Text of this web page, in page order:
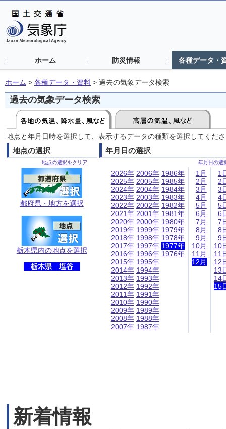
ホーム 防災情報 各種データ・
ホーム > 各種データ・資料 > 過去の気象データ検索
過去の気象データ検索
地点と年月日時を選択して、表示するデータの種類を選択してくだ
地点の選択
地点の選択をクリア
都府県・地方を選択
栃木県内の地点を選択
栃木県 塩谷
年月日の選択
年月日の選
2026年
2025年
2024年
2023年
2022年
2021年
2020年
2019年
2018年
2017年
2016年
2015年
2014年
2013年
2012年
2011年
2010年
2009年
2008年
2007年
2006年
2005年
2004年
2003年
2002年
2001年
2000年
1999年
1998年
1997年
1996年
1995年
1994年
1993年
1992年
1991年
1990年
1989年
1988年
1987年
1986年
1985年
1984年
1983年
1982年
1981年
1980年
1979年
1978年
1977年
1976年
1月
2月
3月
4月
5月
6月
7月
8月
9月
10月
11月
12月
1
2
3
4
5
6
7
8
9
10
11
12
13
14
15
新着情報